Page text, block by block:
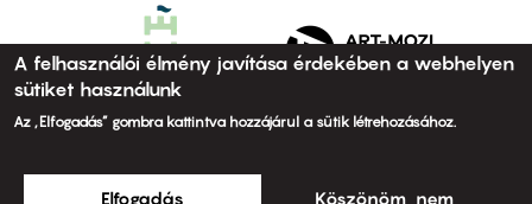
A felhasználói élmény javítása érdekében a webhelyen
sütiket használunk
Az „Elfogadás” gombra kattintva hozzájárul a sütik létrehozásához.
Elfogadás Köszönöm, nem